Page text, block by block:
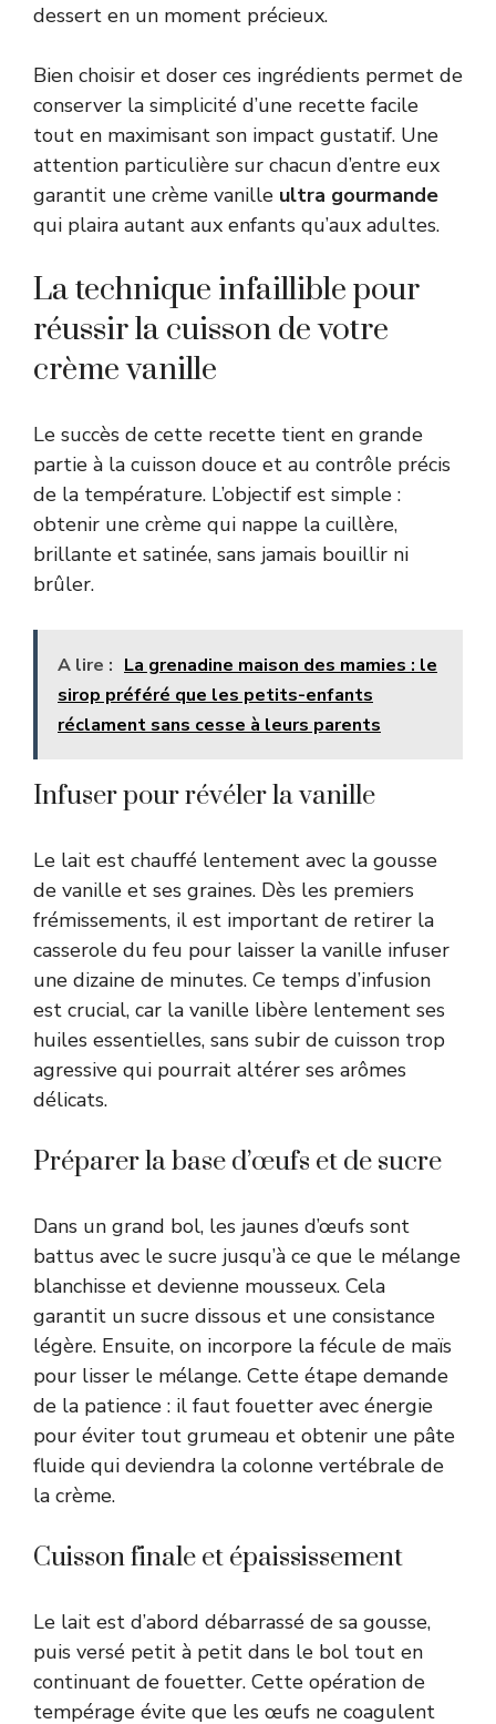
dessert en un moment précieux.
Bien choisir et doser ces ingrédients permet de
conserver la simplicité d’une recette facile
tout en maximisant son impact gustatif. Une
attention particulière sur chacun d’entre eux
garantit une crème vanille ultra gourmande
qui plaira autant aux enfants qu’aux adultes.
La technique infaillible pour
réussir la cuisson de votre
crème vanille
Le succès de cette recette tient en grande
partie à la cuisson douce et au contrôle précis
de la température. L’objectif est simple :
obtenir une crème qui nappe la cuillère,
brillante et satinée, sans jamais bouillir ni
brûler.
A lire : La grenadine maison des mamies : le
sirop préféré que les petits-enfants
réclament sans cesse à leurs parents
Infuser pour révéler la vanille
Le lait est chauffé lentement avec la gousse
de vanille et ses graines. Dès les premiers
frémissements, il est important de retirer la
casserole du feu pour laisser la vanille infuser
une dizaine de minutes. Ce temps d’infusion
est crucial, car la vanille libère lentement ses
huiles essentielles, sans subir de cuisson trop
agressive qui pourrait altérer ses arômes
délicats.
Préparer la base d’œufs et de sucre
Dans un grand bol, les jaunes d’œufs sont
battus avec le sucre jusqu’à ce que le mélange
blanchisse et devienne mousseux. Cela
garantit un sucre dissous et une consistance
légère. Ensuite, on incorpore la fécule de maïs
pour lisser le mélange. Cette étape demande
de la patience : il faut fouetter avec énergie
pour éviter tout grumeau et obtenir une pâte
fluide qui deviendra la colonne vertébrale de
la crème.
Cuisson finale et épaississement
Le lait est d’abord débarrassé de sa gousse,
puis versé petit à petit dans le bol tout en
continuant de fouetter. Cette opération de
tempérage évite que les œufs ne coagulent